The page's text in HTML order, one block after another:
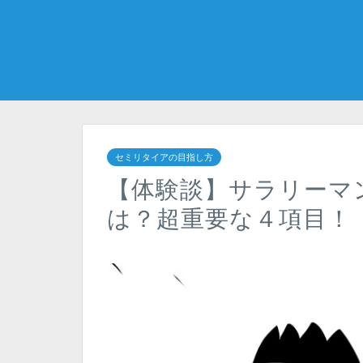
セミリタイアの目指し方
【体験談】サラリー
は？超重要な４項目！